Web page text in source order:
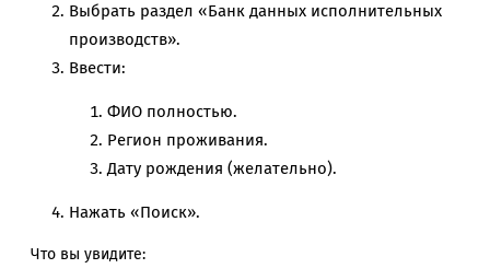
Выбрать раздел «Банк данных исполнительных
производств».
Ввести:
ФИО полностью.
Регион проживания.
Дату рождения (желательно).
Нажать «Поиск».
Что вы увидите: